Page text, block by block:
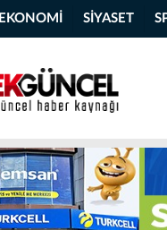
EKONOMİ SİYASET